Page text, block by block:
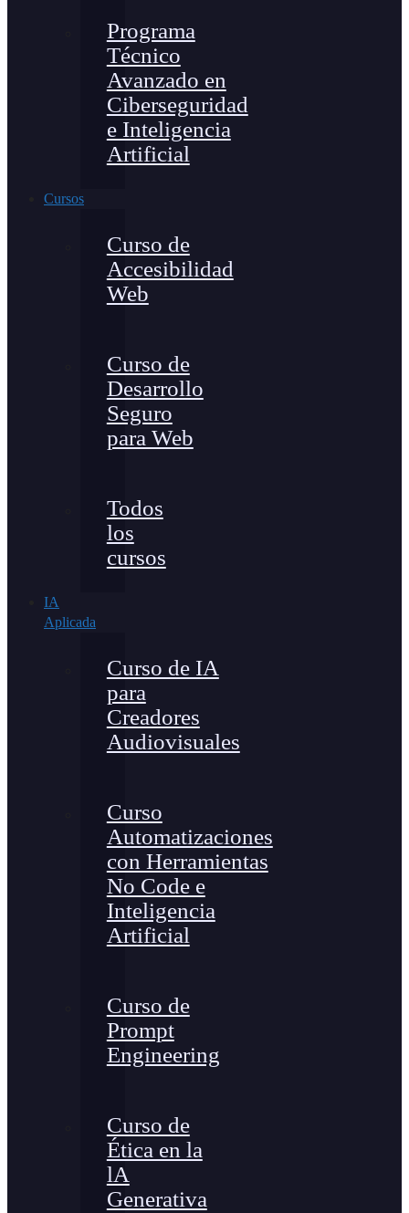
Programa
Técnico
Avanzado en
Ciberseguridad
e Inteligencia
Artificial
Cursos
Curso de
Accesibilidad
Web
Curso de
Desarrollo
Seguro
para Web
Todos
los
cursos
IA
Aplicada
Curso de IA
para
Creadores
Audiovisuales
Curso
Automatizaciones
con Herramientas
No Code e
Inteligencia
Artificial
Curso de
Prompt
Engineering
Curso de
Ética en la
lA
Generativa